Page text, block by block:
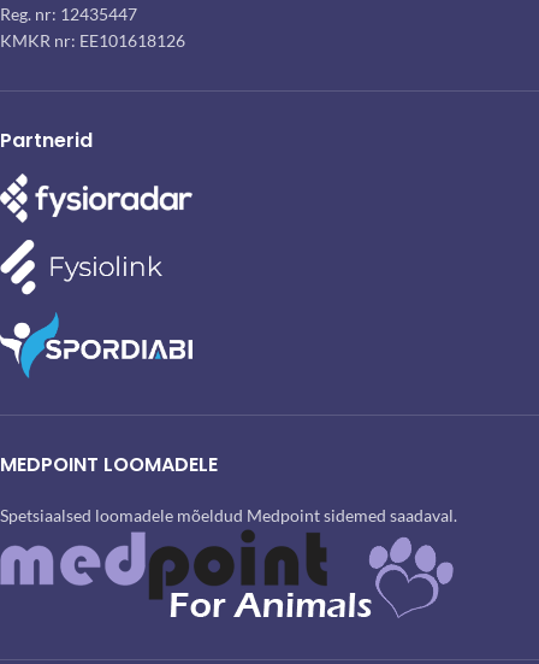
Reg. nr: 12435447
KMKR nr: EE101618126
Partnerid
MEDPOINT LOOMADELE
Spetsiaalsed loomadele mõeldud Medpoint sidemed saadaval.